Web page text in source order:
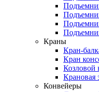
Краны
Кран-
Кран
Козловой
Крановая
Конвейеры